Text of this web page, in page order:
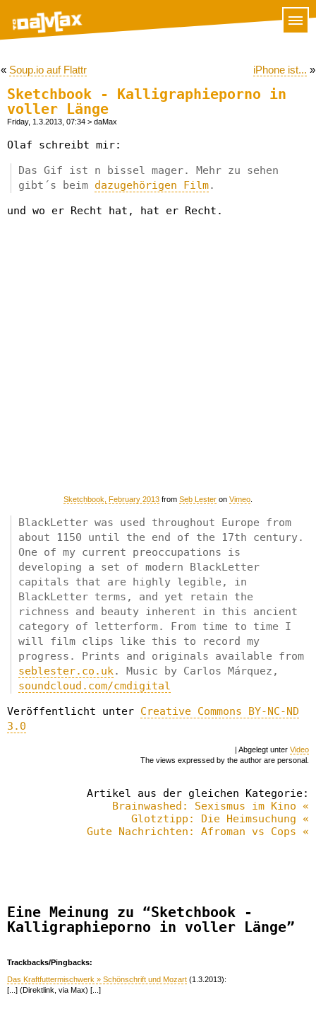
« Soup.io auf Flattr iPhone ist... »
Sketchbook - Kalligraphieporno in
voller Länge
Friday, 1.3.2013, 07:34 > daMax
Olaf schreibt mir:
Das Gif ist n bissel mager. Mehr zu sehen
gibt´s beim dazugehörigen Film.
und wo er Recht hat, hat er Recht.
Sketchbook, February 2013 from Seb Lester on Vimeo
BlackLetter was used throughout Europe from
about 1150 until the end of the 17th century.
One of my current preoccupations is
developing a set of modern BlackLetter
capitals that are highly legible, in
BlackLetter terms, and yet retain the
richness and beauty inherent in this ancient
category of letterform. From time to time I
will film clips like this to record my
progress. Prints and originals available from
seblester.co.uk. Music by Carlos Márquez,
soundcloud.com/cmdigital
Veröffentlicht unter Creative Commons BY-NC-ND
3.0
| Abgelegt unter Video
The views expressed by the author are personal.
Artikel aus der gleichen Kategorie:
Brainwashed: Sexismus im Kino «
Glotztipp: Die Heimsuchung «
Gute Nachrichten: Afroman vs Cops «
Eine Meinung zu “Sketchbook -
Kalligraphieporno in voller Länge”
Trackbacks/Pingbacks:
Das Kraftfuttermischwerk » Schönschrift und Mozart (1.3.2013):
[...] (Direktlink, via Max) [...]